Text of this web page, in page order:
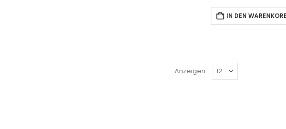
IN DEN
Anzeigen: